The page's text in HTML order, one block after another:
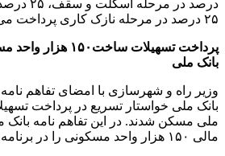
درصد در
۲۵ درصد در مرحله نازک کاری پرداخت می‌شود.
پرداخت تسهیلات
بانک ملی
وزیر راه و شهرسازی با امضای تفاهم
بانک ملی خواستار تسریع در پرداخت
ملی مسکن شدند. در این تفاهم ‌نامه بانک
مالی ۱۵۰ هزار واحد مسکونی را در برنامه قرار دهد.